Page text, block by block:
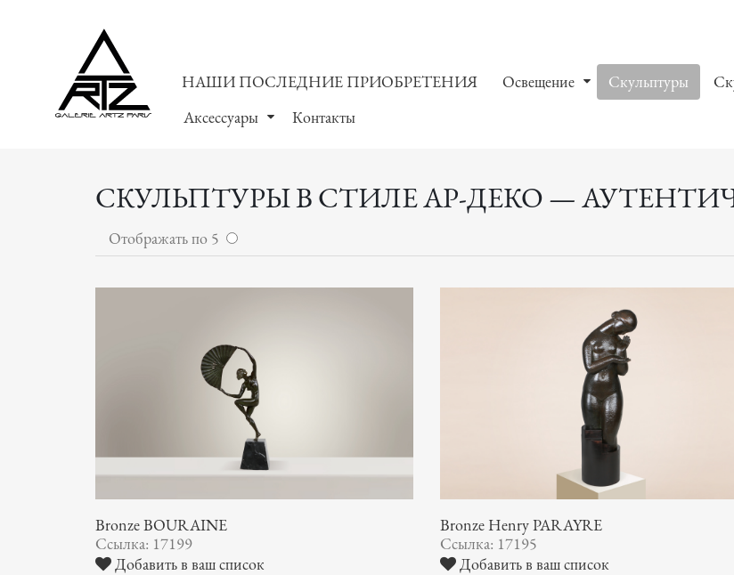
НАШИ ПОСЛЕДНИЕ ПРИОБРЕТЕНИЯ Oсвещение Скульптуры
Аксессуары
Контакты
СКУЛЬПТУРЫ В СТИЛЕ АР-ДЕКО —
Отображать по 5
Bronze BOURAINE
Ссылка: 17199
Добавить в ваш список
Bronze Henry PARAYRE
Ссылка: 17195
Добавить в ваш список